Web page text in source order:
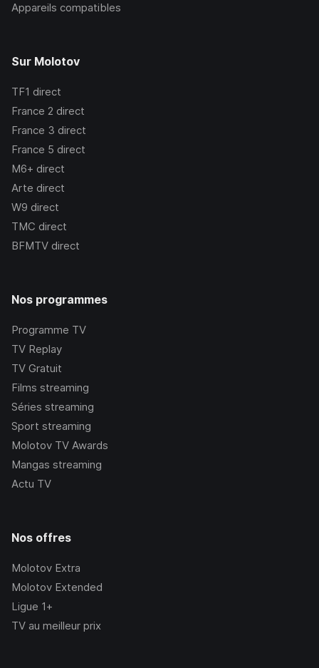
Appareils compatibles
Sur Molotov
TF1 direct
France 2 direct
France 3 direct
France 5 direct
M6+ direct
Arte direct
W9 direct
TMC direct
BFMTV direct
Nos programmes
Programme TV
TV Replay
TV Gratuit
Films streaming
Séries streaming
Sport streaming
Molotov TV Awards
Mangas streaming
Actu TV
Nos offres
Molotov Extra
Molotov Extended
Ligue 1+
TV au meilleur prix